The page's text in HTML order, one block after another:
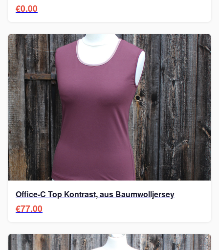
€0.00
Office-C Top Kontrast, aus Baumwolljersey
€77.00